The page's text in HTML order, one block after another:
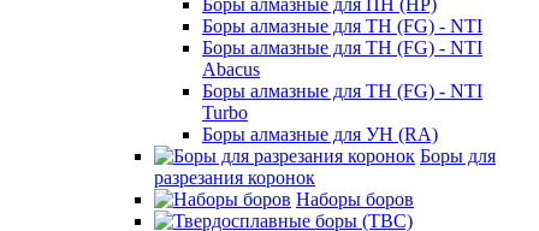
Боры алмазные для ПН (HP)
Боры алмазные для ТН (FG) - NTI
Боры алмазные для ТН (FG) - NTI
Abacus
Боры алмазные для ТН (FG) - NTI
Turbo
Боры алмазные для УН (RA)
Боры для
разрезания коронок
Наборы боров